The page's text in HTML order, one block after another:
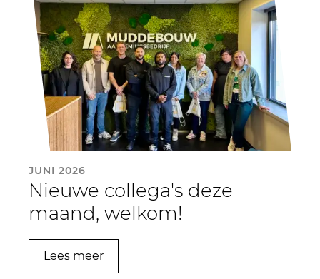
JUNI 2026
Nieuwe collega's deze
maand, welkom!
Lees meer